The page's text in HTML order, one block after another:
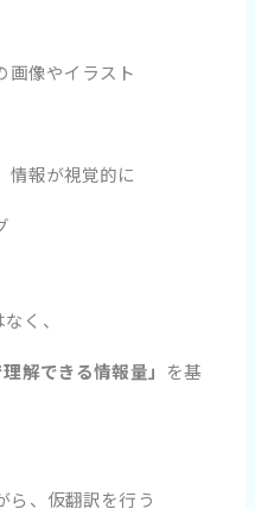
画像やイラスト
情報が視覚的に
く、
解できる情報量」 を基
、仮翻訳を行う